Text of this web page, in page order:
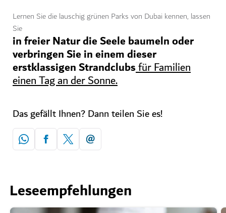
Lernen Sie die lauschig grünen Parks von Dubai kennen, lassen
Sie
in freier Natur die Seele baumeln oder
verbringen Sie in einem dieser
erstklassigen Strandclubsfür Familien
einen Tag an der Sonne.
Das gefällt Ihnen? Dann teilen Sie es!
Leseempfehlungen